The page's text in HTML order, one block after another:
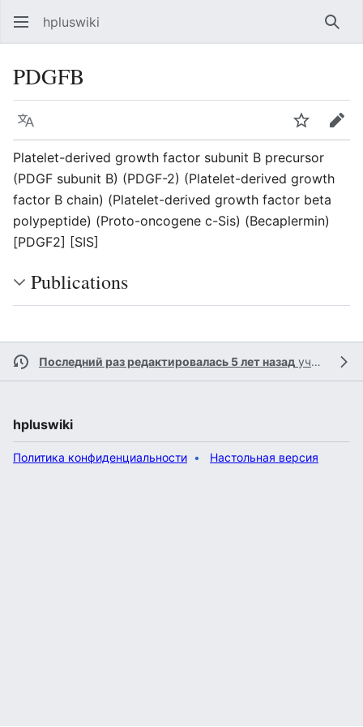
hpluswiki
PDGFB
Язык Следить
Platelet-derived growth factor subunit B precursor
(PDGF subunit B) (PDGF-2) (Platelet-derived growth
factor B chain) (Platelet-derived growth factor beta
polypeptide) (Proto-oncogene c-Sis) (Becaplermin)
[PDGF2] [SIS]
Publications
Последний раз редактировалась 5 лет назад участником
hpluswiki
Политика конфиденциальности Настольная версия